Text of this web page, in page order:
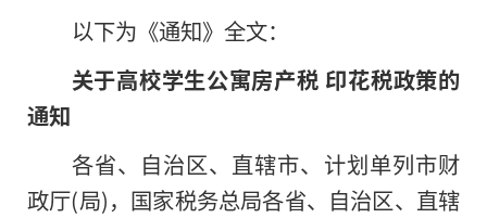
以下为《通知》全文：
关于高校学生公寓房产税 印花税政策的
通知
各省、自治区、直辖市、计划单列市财
政厅(局)，国家税务总局各省、自治区、直辖